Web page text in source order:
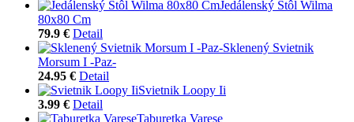
Jedálenský Stôl Wilma
80x80 Cm
79.9 € Detail
Sklenený Svietnik
Morsum I -Paz-
24.95 € Detail
Svietnik Loopy Ii
3.99 € Detail
Taburetka Varese